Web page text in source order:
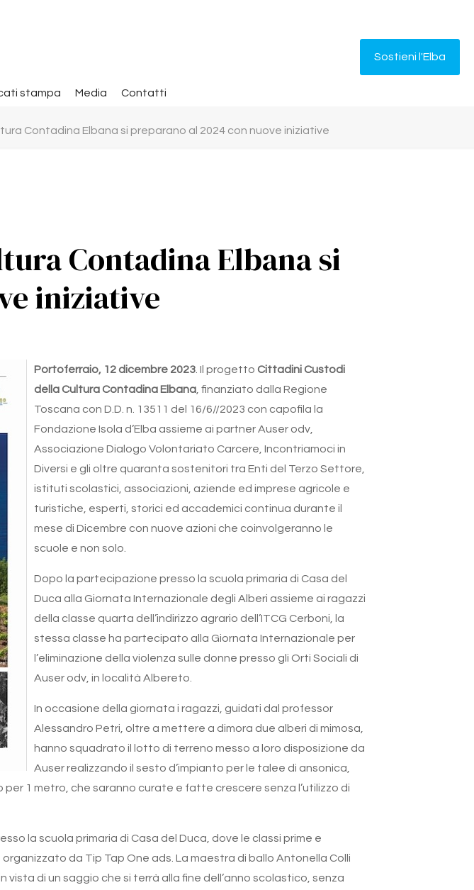
stampa Media Contatti
Sostieni l'Elba
Contadina Elbana si preparano al 2024 con nuove iniziative
Contadina Elbana si
iniziative
Portoferraio, 12 dicembre 2023. Il progetto Cittadini Custodi
della Cultura Contadina Elbana, finanziato dalla Regione
Toscana con D.D. n. 13511 del 16/6//2023 con capofila la
Fondazione Isola d’Elba assieme ai partner Auser odv,
Associazione Dialogo Volontariato Carcere, Incontriamoci in
Diversi e gli oltre quaranta sostenitori tra Enti del Terzo Settore,
istituti scolastici, associazioni, aziende ed imprese agricole e
turistiche, esperti, storici ed accademici continua durante il
mese di Dicembre con nuove azioni che coinvolgeranno le
scuole e non solo.
Dopo la partecipazione presso la scuola primaria di Casa del
Duca alla Giornata Internazionale degli Alberi assieme ai ragazzi
della classe quarta dell’indirizzo agrario dell’ITCG Cerboni, la
stessa classe ha partecipato alla Giornata Internazionale per
l’eliminazione della violenza sulle donne presso gli Orti Sociali di
Auser odv, in località Albereto.
In occasione della giornata i ragazzi, guidati dal professor
Alessandro Petri, oltre a mettere a dimora due alberi di mimosa,
hanno squadrato il lotto di terreno messo a loro disposizione da
Auser realizzando il sesto d’impianto per le talee di ansonica,
1 metro, che saranno curate e fatte crescere senza l’utilizzo di
la scuola primaria di Casa del Duca, dove le classi prime e
da Tip Tap One ads. La maestra di ballo Antonella Colli
di un saggio che si terrà alla fine dell’anno scolastico, senza